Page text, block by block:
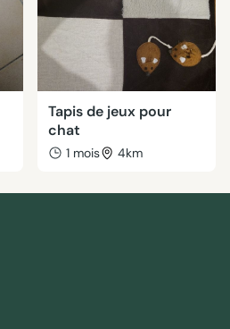
Tapis de jeux pour
chat
1 mois 4km